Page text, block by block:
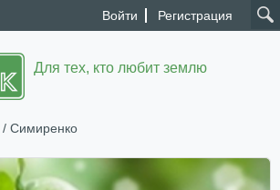
Войти Регистрация
Для тех, кто любит землю
/ Симиренко